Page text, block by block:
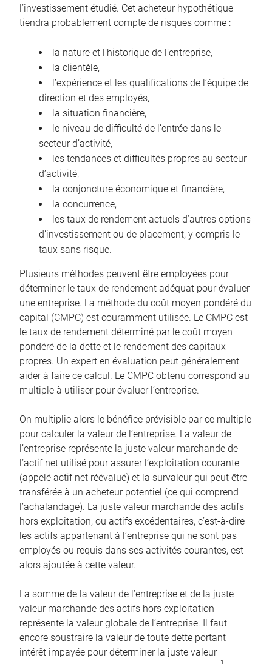
l’investissement étudié. Cet acheteur hypothétique
tiendra probablement compte de risques comme :
la nature et l’historique de l’entreprise,
la clientèle,
l’expérience et les qualifications de l’équipe de
direction et des employés,
la situation financière,
le niveau de difficulté de l’entrée dans le
secteur d’activité,
les tendances et difficultés propres au secteur
d’activité,
la conjoncture économique et financière,
la concurrence,
les taux de rendement actuels d’autres options
d’investissement ou de placement, y compris le
taux sans risque.
Plusieurs méthodes peuvent être employées pour
déterminer le taux de rendement adéquat pour évaluer
une entreprise. La méthode du coût moyen pondéré du
capital (CMPC) est couramment utilisée. Le CMPC est
le taux de rendement déterminé par le coût moyen
pondéré de la dette et le rendement des capitaux
propres. Un expert en évaluation peut généralement
aider à faire ce calcul. Le CMPC obtenu correspond au
multiple à utiliser pour évaluer l’entreprise.
On multiplie alors le bénéfice prévisible par ce multiple
pour calculer la valeur de l’entreprise. La valeur de
l’entreprise représente la juste valeur marchande de
l’actif net utilisé pour assurer l’exploitation courante
(appelé actif net réévalué) et la survaleur qui peut être
transférée à un acheteur potentiel (ce qui comprend
l’achalandage). La juste valeur marchande des actifs
hors exploitation, ou actifs excédentaires, c’est-à-dire
les actifs appartenant à l’entreprise qui ne sont pas
employés ou requis dans ses activités courantes, est
alors ajoutée à cette valeur.
La somme de la valeur de l’entreprise et de la juste
valeur marchande des actifs hors exploitation
représente la valeur globale de l’entreprise. Il faut
encore soustraire la valeur de toute dette portant
intérêt impayée pour déterminer la juste valeur